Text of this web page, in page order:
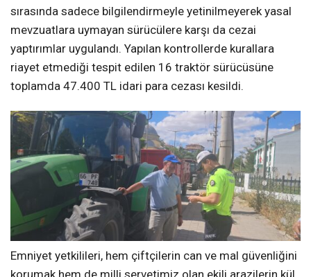
sırasında sadece bilgilendirmeyle yetinilmeyerek yasal
mevzuatlara uymayan sürücülere karşı da cezai
yaptırımlar uygulandı. Yapılan kontrollerde kurallara
riayet etmediği tespit edilen 16 traktör sürücüsüne
toplamda 47.400 TL idari para cezası kesildi.
Emniyet yetkilileri, hem çiftçilerin can ve mal güvenliğini
korumak hem de milli servetimiz olan ekili arazilerin kül